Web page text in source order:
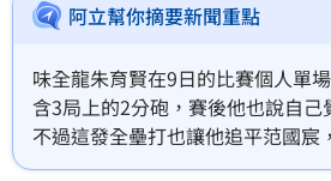
阿立幫你摘要新聞重點
味全龍朱育賢在9日的比賽個人單
含3局上的2分砲，賽後他也說自己
不過這發全壘打也讓他追平范國宸
最多。雖然打擊有發揮，但是他也